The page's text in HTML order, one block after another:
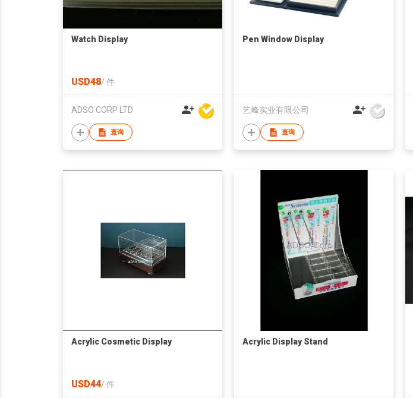
Watch Display
USD48/ 件
ADSO CORP LTD
查询
Pen Window Display
艺峰实业有限公司
查询
Acrylic Cosmetic Display
USD44/ 件
Acrylic Display Stand